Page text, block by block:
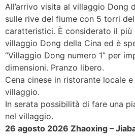
All’arrivo visita al villaggio Dong
sulle rive del fiume con 5 torri
caratteristici. È considerato il
villaggio Dong della Cina ed è
“Villaggio Dong numero 1” per
dimensioni. Pranzo libero.
Cena cinese in ristorante locale
villaggio.
In serata possibilità di fare una
nel villaggio.
26 agosto 2026 Zhaoxing –